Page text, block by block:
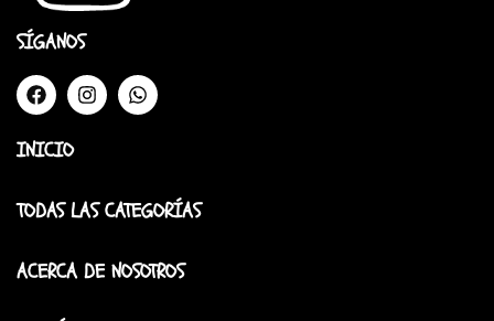
SÍGANOS
INICIO
TODAS LAS CATEGORÍAS
ACERCA DE NOSOTROS